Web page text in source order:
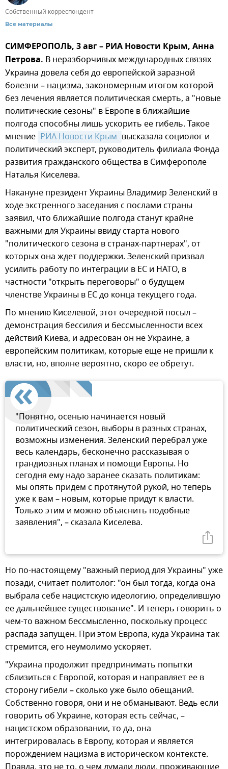
Собственный корреспондент
Все материалы
СИМФЕРОПОЛЬ, 3 авг – РИА Новости Крым, Анна
Петрова. В неразборчивых международных связях
Украина довела себя до европейской заразной
болезни – нацизма, закономерным итогом которой
без лечения является политическая смерть, а "новые
политические сезоны" в Европе в ближайшие
полгода способны лишь ускорить ее гибель. Такое
мнение РИА Новости Крым высказала социолог и
политический эксперт, руководитель филиала Фонда
развития гражданского общества в Симферополе
Наталья Киселева.
Накануне президент Украины Владимир Зеленский в
ходе экстренного заседания с послами страны
заявил, что ближайшие полгода станут крайне
важными для Украины ввиду старта нового
"политического сезона в странах-партнерах", от
которых она ждет поддержки. Зеленский призвал
усилить работу по интеграции в ЕС и НАТО, в
частности "открыть переговоры" о будущем
членстве Украины в ЕС до конца текущего года.
По мнению Киселевой, этот очередной посыл –
демонстрация бессилия и бессмысленности всех
действий Киева, и адресован он не Украине, а
европейским политикам, которые еще не пришли к
власти, но, вполне вероятно, скоро ее обретут.
"Понятно, осенью начинается новый
политический сезон, выборы в разных странах,
возможны изменения. Зеленский перебрал уже
весь календарь, бесконечно рассказывая о
грандиозных планах и помощи Европы. Но
сегодня ему надо заранее сказать политикам:
мы опять придем с протянутой рукой, но теперь
уже к вам – новым, которые придут к власти.
Только этим и можно объяснить подобные
заявления", – сказала Киселева.
Но по-настоящему "важный период для Украины" уже
позади, считает политолог: "он был тогда, когда она
выбрала себе нацистскую идеологию, определившую
ее дальнейшее существование". И теперь говорить о
чем-то важном бессмысленно, поскольку процесс
распада запущен. При этом Европа, куда Украина так
стремится, его неумолимо ускоряет.
"Украина продолжит предпринимать попытки
сблизиться с Европой, которая и направляет ее в
сторону гибели – сколько уже было обещаний.
Собственно говоря, они и не обманывают. Ведь если
говорить об Украине, которая есть сейчас, –
нацистском образовании, то да, она
интегрировалась в Европу, которая и является
порождением нацизма в историческом контексте.